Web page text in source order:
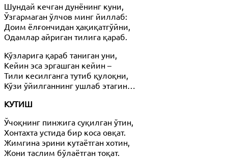
Шундай кечган дунёнинг куни,
Ўзгармаган ўлчов минг йиллаб:
Доим ёлғончидан ҳақиқатгўйни,
Одамлар айриган тилига қараб.
Кўзларига қараб таниган уни,
Кейин эса эргашган кейин –
Тили кесилганга тутиб қулоқни,
Кўзи ўйилганнинг ушлаб этагин…
КУТИШ
Ўчоқнинг пинжига суқилган ўтин,
Хонтахта устида бир коса овқат.
Жимгина эрини кутаётган хотин,
Жони таслим бўлаётган тоқат.